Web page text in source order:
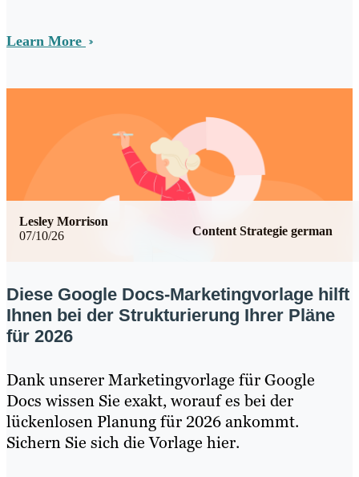
Learn More
07/10/26 Content Strategie german
Lesley Morrison
Diese Google Docs-Marketingvorlage hilft
Ihnen bei der Strukturierung Ihrer Pläne
für 2026
Dank unserer Marketingvorlage für Google
Docs wissen Sie exakt, worauf es bei der
lückenlosen Planung für 2026 ankommt.
Sichern Sie sich die Vorlage hier.